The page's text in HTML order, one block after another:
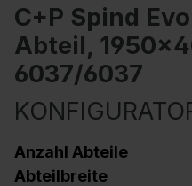
C+P Spind
Abteil,
6037/6037
Anzahl Abteile
Abteilbreite